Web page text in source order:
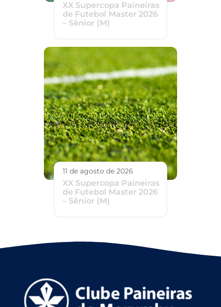
XX Supercopa Paineiras
de Futebol Master 2026
– Sênior (M)
11 de agosto de 2026
XX Supercopa Paineiras
de Futebol Master 2026
– Sênior (M)